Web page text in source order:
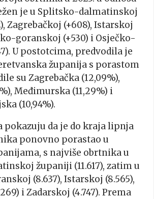
je u Splitsko-dalmatinskoj
Zagrebačkoj (+608), Istarskoj
goranskoj (+530) i Osječko-
U postotcima, predvodila je
županija s porastom
su Zagrebačka (12,09%),
Međimurska (11,29%) i
(10,94%).
pokazuju da je do kraja lipnja
ponovno porastao u
s najviše obrtnika u
županiji (11.617), zatim u
(8.637), Istarskoj (8.565),
i Zadarskoj (4.747). Prema